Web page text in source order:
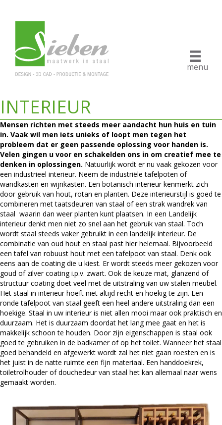
menu
INTERIEUR
Mensen richten met steeds meer aandacht hun huis en tuin
in. Vaak wil men iets unieks of loopt men tegen het
probleem dat er geen passende oplossing voor handen is.
Velen gingen u voor en schakelden ons in om creatief mee te
denken in oplossingen. Natuurlijk wordt er nu vaak gekozen voor
een industrieel interieur. Neem de industriële tafelpoten of
wandkasten en wijnkasten. Een botanisch interieur kenmerkt zich
door gebruik van hout, rotan en planten. Deze interieurstijl is goed te
combineren met taatsdeuren van staal of een strak wandrek van
staal waarin dan weer planten kunt plaatsen. In een Landelijk
interieur denkt men niet zo snel aan het gebruik van staal. Toch
wordt staal steeds vaker gebruikt in een landelijk interieur. De
combinatie van oud hout en staal past hier helemaal. Bijvoorbeeld
een tafel van robuust hout met een tafelpoot van staal. Denk ook
eens aan de coating die u kiest. Er wordt steeds meer gekozen voor
goud of zilver coating i.p.v. zwart. Ook de keuze mat, glanzend of
structuur coating doet veel met de uitstraling van uw stalen meubel.
Het staal in interieur hoeft niet altijd recht en hoekig te zijn. Een
ronde tafelpoot van staal geeft een heel andere uitstraling dan een
hoekige. Staal in uw interieur is niet allen mooi maar ook praktisch en
duurzaam. Het is duurzaam doordat het lang mee gaat en het is
makkelijk schoon te houden. Door zijn eigenschappen is staal ook
goed te gebruiken in de badkamer of op het toilet. Wanneer het staal
goed behandeld en afgewerkt wordt zal het niet gaan roesten en is
het juist in de natte ruimte een fijn materiaal. Een handdoekrek,
toiletrolhouder of douchedeur van staal het kan allemaal naar wens
gemaakt worden.